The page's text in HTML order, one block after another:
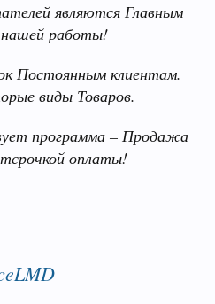
являются Главным
работы!
Постоянным клиентам.
виды Товаров.
программа – Продажа
оплаты!